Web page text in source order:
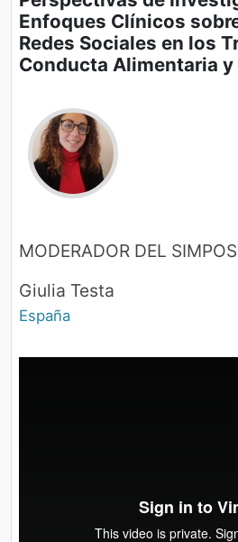
Enfoques Clínicos
Redes Sociales en los
Conducta Alimentaria y
MODERADOR DEL
Giulia Testa
España